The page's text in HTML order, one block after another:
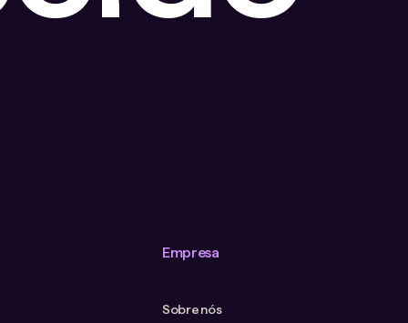
Empresa
Sobre nós